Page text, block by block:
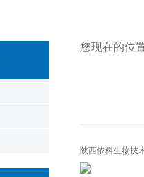
您现在的位
陕西依科生物技